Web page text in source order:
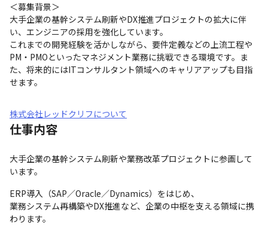
＜募集背景＞
大手企業の基幹システム刷新やDX推進プロジェクトの拡大に伴
い、エンジニアの採用を強化しています。
これまでの開発経験を活かしながら、要件定義などの上流工程や
PM・PMOといったマネジメント業務に挑戦できる環境です。ま
た、将来的にはITコンサルタント領域へのキャリアアップも目指
せます。
株式会社レッドクリフについて
仕事内容
大手企業の基幹システム刷新や業務改革プロジェクトに参画して
います。
ERP導入（SAP／Oracle／Dynamics）をはじめ、
業務システム再構築やDX推進など、企業の中枢を支える領域に携
わります。